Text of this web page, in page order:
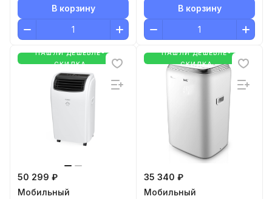
В корзину В корзину
НАШЛИ ДЕШЕВЛЕ-
СКИДКА
50 299 ₽
Мобильный
НАШЛИ ДЕШЕВЛЕ-
СКИДКА
35 340 ₽
Мобильный